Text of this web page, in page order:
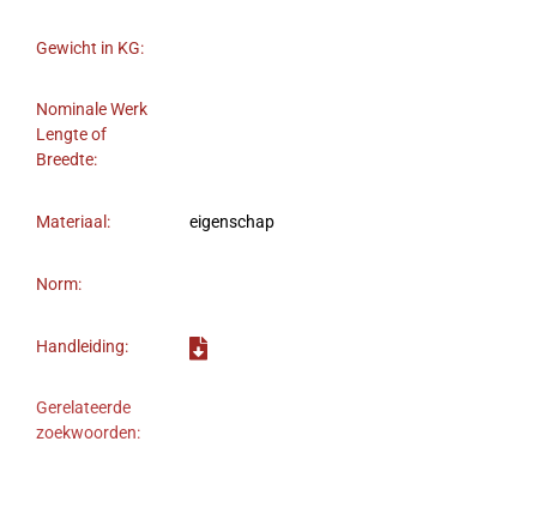
Gewicht in KG:
Nominale Werk
Lengte of
Breedte:
Materiaal: eigenschap
Norm:
Handleiding:
Gerelateerde
zoekwoorden: